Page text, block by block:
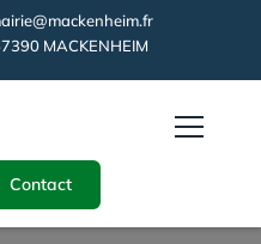
MACKENHEIM
Contact